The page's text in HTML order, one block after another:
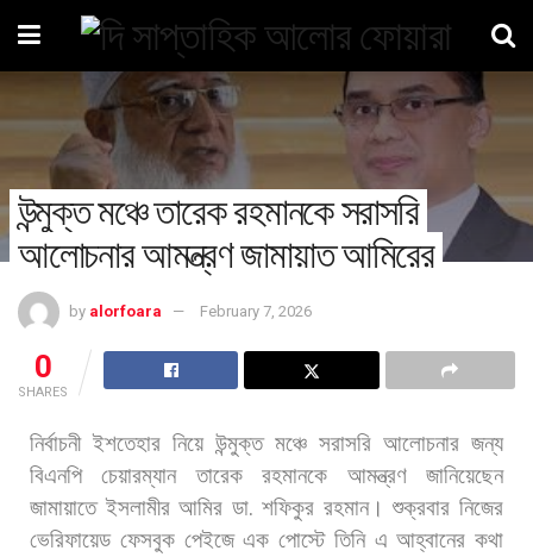
উন্মুক্ত মঞ্চে তারেক রহমানকে সরাসরি
আলোচনার আমন্ত্রণ জামায়াত আমিরের
by alorfoara February 7, 2026
0
SHARES
নির্বাচনী ইশতেহার নিয়ে উন্মুক্ত মঞ্চে সরাসরি আলোচনার জন্য
বিএনপি
চেয়ারম্যান তারেক রহমানকে আমন্ত্রণ
জানিয়েছেন
জামায়াতে ইসলামীর আমির ডা.শফিকুর রহমান। শুক্রবার নিজের
ভেরিফায়েড ফেসবুক পেইজে এক পোস্টে তিনি এ আহ্বানের কথা